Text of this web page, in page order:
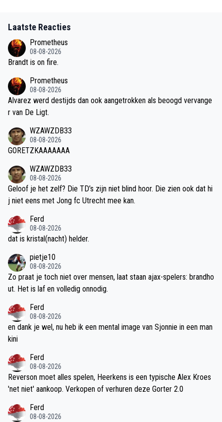
Laatste Reacties
Prometheus
08-08-2026
Brandt is on fire.
Prometheus
08-08-2026
Alvarez werd destijds dan ook aangetrokken als beoogd vervange
r van De Ligt.
WZAWZDB33
08-08-2026
GORETZKAAAAAAA
WZAWZDB33
08-08-2026
Geloof je het zelf? Die TD’s zijn niet blind hoor. Die zien ook dat hi
j niet eens met Jong fc Utrecht mee kan.
Ferd
08-08-2026
dat is kristal(nacht) helder.
pietje10
08-08-2026
Zo praat je toch niet over mensen, laat staan ajax-spelers: brandho
ut. Het is laf en volledig onnodig.
Ferd
08-08-2026
en dank je wel, nu heb ik een mental image van Sjonnie in een man
kini
Ferd
08-08-2026
Reverson moet alles spelen, Heerkens is een typische Alex Kroes
'net niet' aankoop. Verkopen of verhuren deze Gorter 2.0
Ferd
08-08-2026